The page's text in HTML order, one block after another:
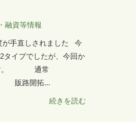
融資等情報
が手直しされました 今
タイプでしたが、今回か
です。 通常
路開拓...
続きを読む